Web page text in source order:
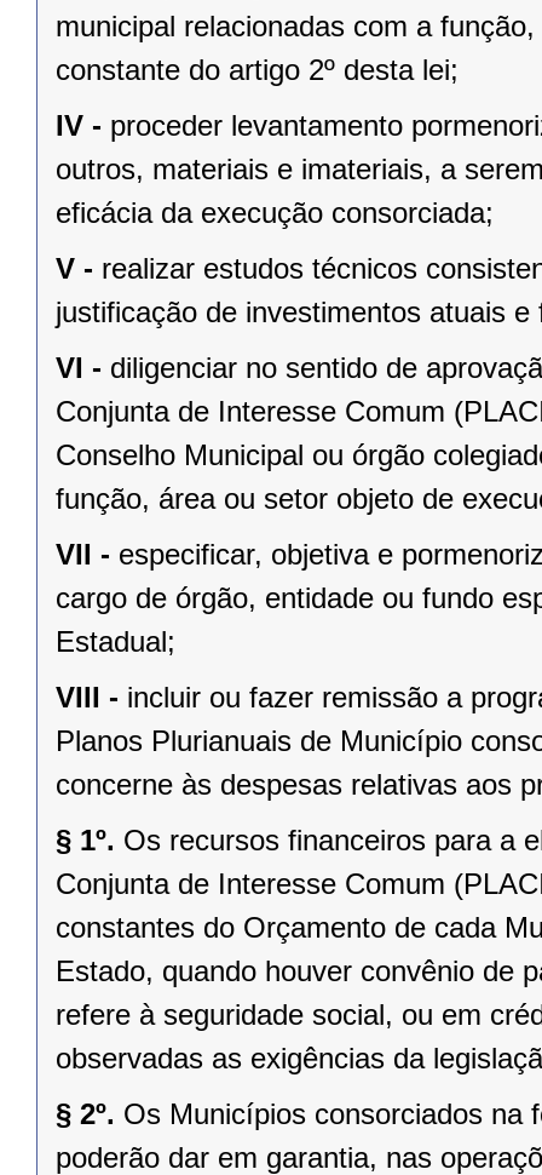
municipal relacionadas com a
constante do artigo 2º desta lei;
IV - proceder levantamento
outros, materiais e imateriais, a
eficácia da execução consorciada;
V - realizar estudos técnicos
justificação de investimentos atuais e
VI - diligenciar no sentido de
Conjunta de Interesse Comum
Conselho Municipal ou órgão
função, área ou setor objeto de
VII - especificar, objetiva e
cargo de órgão, entidade ou fundo
Estadual;
VIII - incluir ou fazer remissão a
Planos Plurianuais de Município
concerne às despesas relativas aos
§ 1º. Os recursos financeiros para a
Conjunta de Interesse Comum
constantes do Orçamento de cada
Estado, quando houver convênio de
refere à seguridade social, ou em
observadas as exigências da
§ 2º. Os Municípios consorciados na
poderão dar em garantia, nas